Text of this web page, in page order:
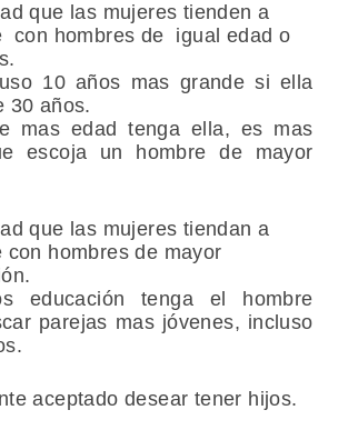
que las mujeres tienden a
con hombres de igual edad o
años mas grande si ella
30 años.
edad tenga ella, es mas
escoja un hombre de mayor
que las mujeres tiendan a
con hombres de mayor
educación tenga el hombre
parejas mas jóvenes, incluso
aceptado desear tener hijos.